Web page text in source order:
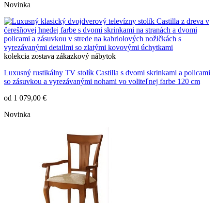
Novinka
kolekcia zostava zákazkový nábytok
Luxusný rustikálny TV stolík Castilla s dvomi skrinkami a policami
so zásuvkou a vyrezávanými nohami vo voliteľnej farbe 120 cm
od 1 079,00 €
Novinka